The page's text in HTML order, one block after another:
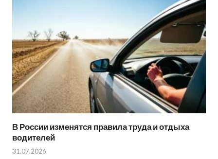
В России изменятся правила труда и отдыха
водителей
31.07.2026